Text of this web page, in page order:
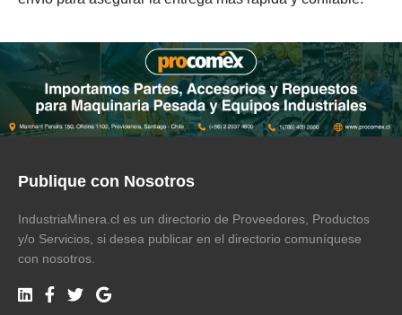
Publique con Nosotros
IndustriaMinera.cl es un directorio de Proveedores, Productos
y/o Servicios, si desea publicar en el directorio comuníquese
con nosotros.